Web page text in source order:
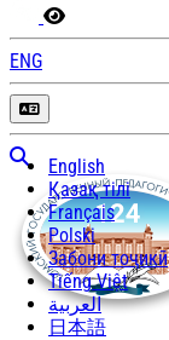
ENG
English
Қазақ тілі
Français
Polski
Забони тоҷикӣ
Tiếng Việt
العربية
日本語